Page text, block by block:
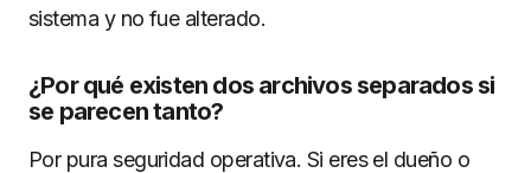
sistema y no fue alterado.
¿Por qué existen dos archivos separados si
se parecen tanto?
Por pura seguridad operativa. Si eres el dueño o